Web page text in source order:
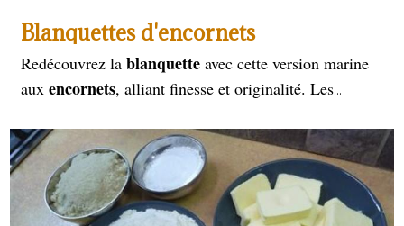
Blanquettes d'encornets
Redécouvrez la blanquette avec cette version marine
aux encornets, alliant finesse et originalité. Les
dans une sauce crémeuse et parfumée, sublimée par
une touche de citron et des herbes fraîches. Une recette
qui allie terre et mer, pour une explosion de saveurs à
chaque bouchée. Surprenez vos convives avec ce plat